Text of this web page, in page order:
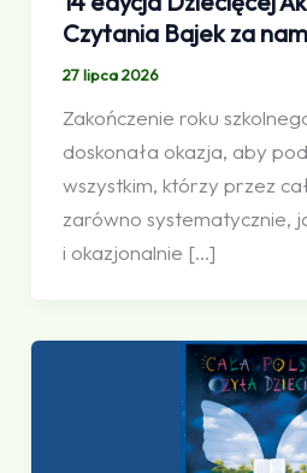
Czytania Bajek za
27 lipca 2026
Zakończenie roku
doskonała okazja, aby
wszystkim, którzy przez
zarówno systematycznie,
i okazjonalnie […]